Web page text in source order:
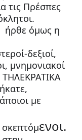
τις Πρέσπες
ήρθε όμως η
μνημονιακοί
ΤΗΛΕΚΡΑΤΙΚΑ
με
ενοι.